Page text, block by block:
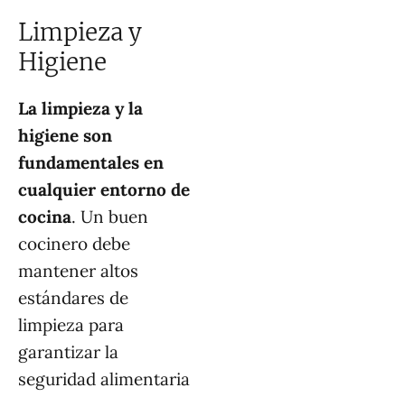
Limpieza y
Higiene
La limpieza y la
higiene son
fundamentales en
cualquier entorno de
cocina. Un buen
cocinero debe
mantener altos
estándares de
limpieza para
garantizar la
seguridad alimentaria